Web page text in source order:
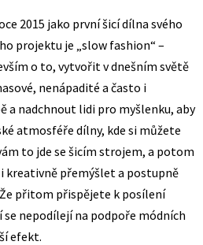
2015 jako první šicí dílna svého
projektu je „slow fashion“ –
o to, vytvořit v dnešním světě
nenápadité a často i
a nadchnout lidi pro myšlenku, aby
atmosféře dílny, kde si můžete
to jde se šicím strojem, a potom
kreativně přemýšlet a postupně
přitom přispějete k posílení
nepodílejí na podpoře módních
efekt.